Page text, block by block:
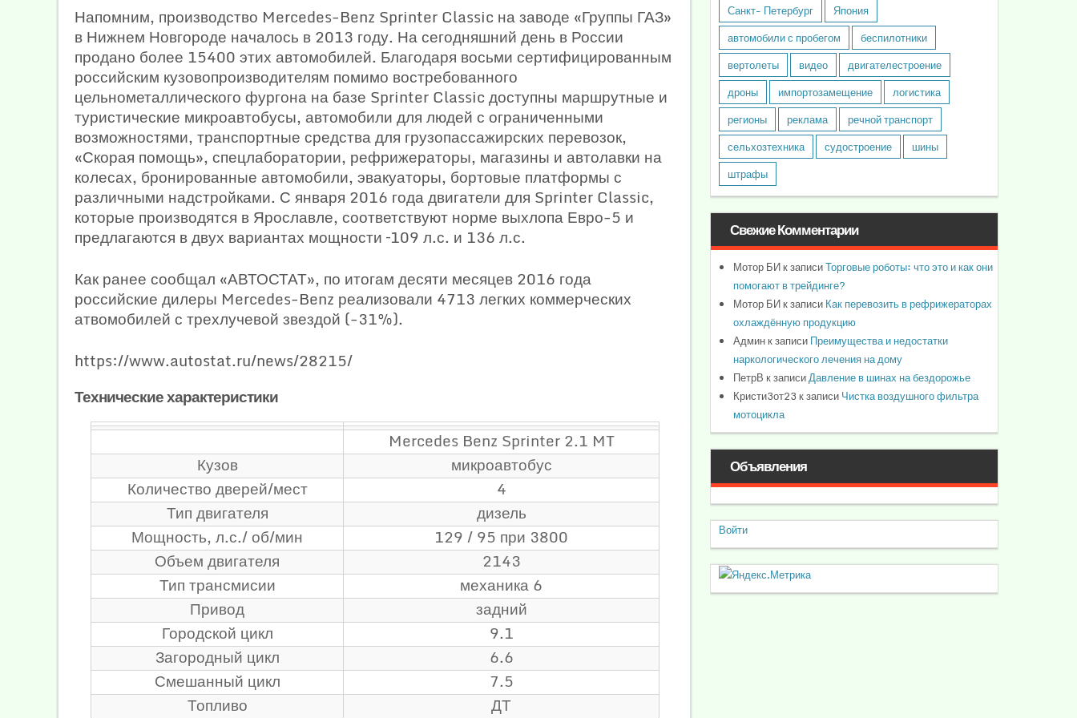
Напомним, производство Mercedes-Benz Sprinter Classic на заводе «Группы ГАЗ»
в Нижнем Новгороде началось в 2013 году. На сегодняшний день в России
продано более 15400 этих автомобилей. Благодаря восьми сертифицированным
российским кузовопроизводителям помимо востребованного
цельнометаллического фургона на базе Sprinter Classic доступны маршрутные и
туристические микроавтобусы, автомобили для людей с ограниченными
возможностями, транспортные средства для грузопассажирских перевозок,
«Скорая помощь», спецлаборатории, рефрижераторы, магазины и автолавки на
колесах, бронированные автомобили, эвакуаторы, бортовые платформы с
различными надстройками. С января 2016 года двигатели для Sprinter Classic,
которые производятся в Ярославле, соответствуют норме выхлопа Евро-5 и
предлагаются в двух вариантах мощности –109 л.с. и 136 л.с.
Как ранее сообщал «АВТОСТАТ», по итогам десяти месяцев 2016 года
российские дилеры Mercedes-Benz реализовали 4713 легких коммерческих
атвомобилей с трехлучевой звездой (-31%).
https://www.autostat.ru/news/28215/
Технические характеристики
Mercedes Benz Sprinter 2.1 MT
Кузов
микроавтобус
Количество дверей/мест
4
Тип двигателя
дизель
Мощность, л.с./ об/мин
129 / 95 при 3800
Объем двигателя
2143
Тип трансмисии
механика 6
Привод
задний
Городской цикл
9.1
Загородный цикл
6.6
Смешанный цикл
7.5
Топливо
ДТ
Санкт- Петербург
Япония
автомобили с пробегом
беспилотники
вертолеты
видео
двигателестроение
дроны
импортозамещение
логистика
регионы
реклама
речной транспорт
сельхозтехника
судостроение
шины
штрафы
Свежие Комментарии
Мотор БИк записиТорговые роботы: что это и как они
помогают в трейдинге?
Мотор БИк записиКак перевозить в рефрижераторах
охлаждённую продукцию
Админк записиПреимущества и недостатки
наркологического лечения на дому
ПетрВ к записиДавление в шинах на бездорожье
Кристи3от23 к записиЧистка воздушного фильтра
мотоцикла
Объявления
Войти